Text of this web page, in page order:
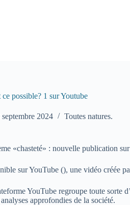
possible? 1 sur Youtube
septembre 2024 Toutes natures.
«chasteté» : nouvelle publication
sur YouTube (), une vidéo créée
YouTube regroupe toute sorte
approfondies de la société.